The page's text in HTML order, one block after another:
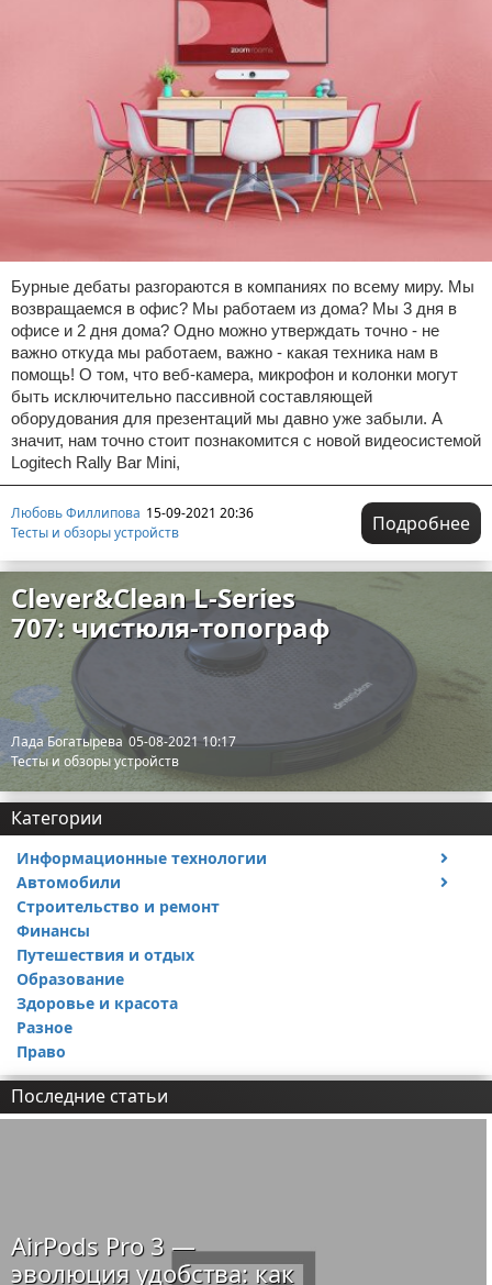
Бурные дебаты разгораются в компаниях по всему миру. Мы
возвращаемся в офис? Мы работаем из дома? Мы 3 дня в
офисе и 2 дня дома? Одно можно утверждать точно - не
важно откуда мы работаем, важно - какая техника нам в
помощь! О том, что веб-камера, микрофон и колонки могут
быть исключительно пассивной составляющей
оборудования для презентаций мы давно уже забыли. А
значит, нам точно стоит познакомится с новой видеосистемой
Logitech Rally Bar Mini,
Любовь Филлипова 15-09-2021 20:36
Тесты и обзоры устройств
Подробнее
Clever&Clean L-Series
707: чистюля-топограф
Лада Богатырева 05-08-2021 10:17
Тесты и обзоры устройств
Категории
Информационные технологии
Тесты и обзоры устройств
Автомобили
Ремонт авто
Строительство и ремонт
Финансы
Путешествия и отдых
Образование
Здоровье и красота
Разное
Право
Последние статьи
AirPods Pro 3 —
эволюция удобства: как